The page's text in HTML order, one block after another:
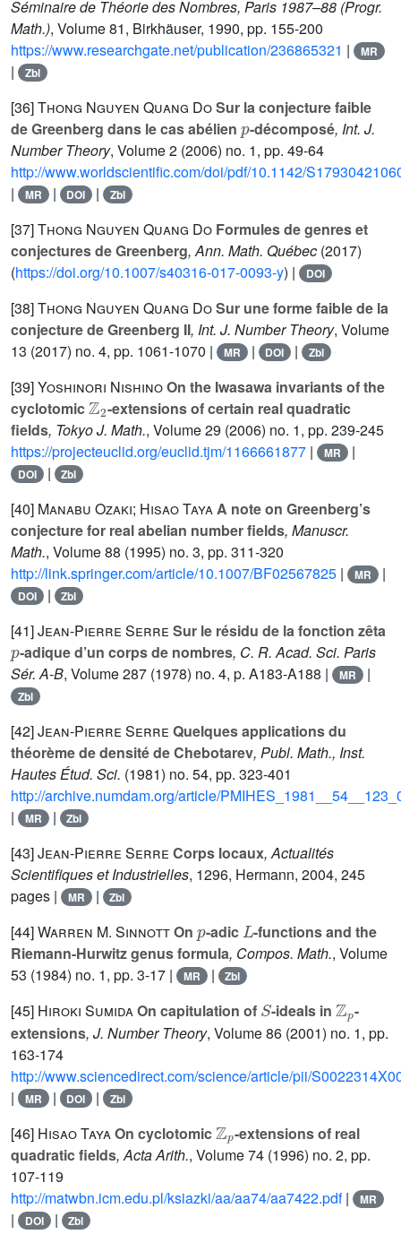
Séminaire de Théorie des Nombres, Paris 1987–88 (Progr.
Math.), Volume 81, Birkhäuser, 1990, pp. 155-200
https://www.researchgate.net/publication/236865321 | MR
| Zbl
[36]Thong Nguyen Quang DoSur la conjecture faible
de Greenberg dans le cas abélien
p
-décomposé, Int. J.
Number Theory, Volume 2 (2006) no. 1, pp. 49-64
http://www.worldscientific.com/doi/pdf/10.1142/
|
MR | DOI | Zbl
[37]Thong Nguyen Quang Do Formules de genres et
conjectures de Greenberg, Ann. Math. Québec (2017)
(https://doi.org/10.1007/s40316-017-0093-y) | DOI
[38]Thong Nguyen Quang DoSur une forme faible de la
conjecture de Greenberg II, Int. J. Number Theory, Volume
13 (2017) no. 4, pp. 1061-1070 | MR | DOI | Zbl
[39]Yoshinori NishinoOn the Iwasawa invariants of the
cyclotomic
ℤ2
-extensions of certain real quadratic
fields, Tokyo J. Math., Volume 29 (2006) no. 1, pp. 239-245
https://projecteuclid.org/euclid.tjm/1166661877 | MR |
DOI | Zbl
[40] Manabu Ozaki; Hisao TayaA note on Greenberg’s
conjecture for real abelian number fields, Manuscr.
Math., Volume 88 (1995) no. 3, pp. 311-320
http://link.springer.com/article/10.1007/BF02567825 | MR |
DOI | Zbl
[41]Jean-Pierre Serre Sur le résidu de la fonction zêta
p
-adique d’un corps de nombres, C. R. Acad. Sci. Paris
Sér. A-B, Volume 287 (1978) no. 4, p. A183-A188 | MR |
Zbl
[42]Jean-Pierre Serre Quelques applications du
théorème de densité de Chebotarev, Publ. Math., Inst.
Hautes Étud. Sci. (1981) no. 54, pp. 323-401
http://archive.numdam.org/article/
|
MR | Zbl
[43]Jean-Pierre Serre Corps locaux, Actualités
Scientifiques et Industrielles, 1296, Hermann, 2004, 245
pages |
MR | Zbl
[44]Warren M. SinnottOn -adic
-functions and the
Riemann-Hurwitz genus formula, Compos. Math., Volume
53 (1984) no. 1, pp. 3-17 | MR | Zbl
[45] Hiroki SumidaOn capitulation of -ideals in
-
extensions, J. Number Theory, Volume 86 (2001) no. 1, pp.
163-174
http://www.sciencedirect.com/science/article/pii/
|
MR | DOI | Zbl
[46] Hisao Taya On cyclotomic
-extensions of real
quadratic fields, Acta Arith., Volume 74 (1996) no. 2, pp.
107-119
http://matwbn.icm.edu.pl/ksiazki/aa/aa74/aa7422.pdf| MR
| DOI | Zbl